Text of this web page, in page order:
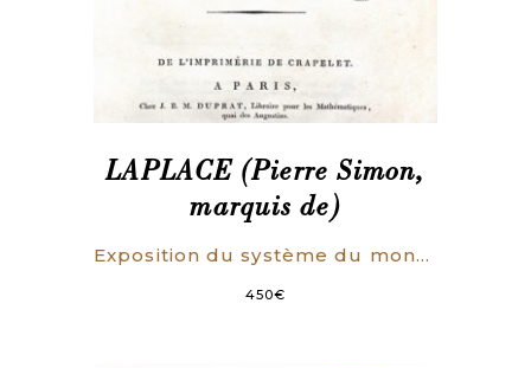
LAPLACE (Pierre Simon,
marquis de)
Exposition du système du monde. Seconde édition revue et augmentée par l’auteur.
450€